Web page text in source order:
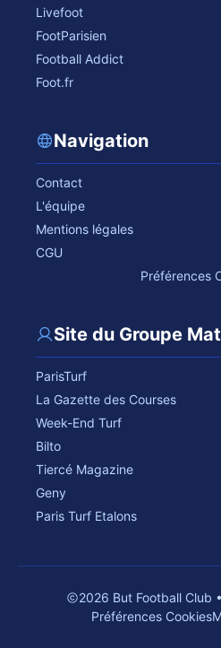
Livefoot
FootParisien
Football Addict
Foot.fr
Navigation
Contact
L'équipe
Mentions légales
CGU
Préférences
Site du Groupe
ParisTurf
La Gazette des Courses
Week-End Turf
Bilto
Tiercé Magazine
Geny
Paris Turf Etalons
2026 But Football Club
Préférences Cookies